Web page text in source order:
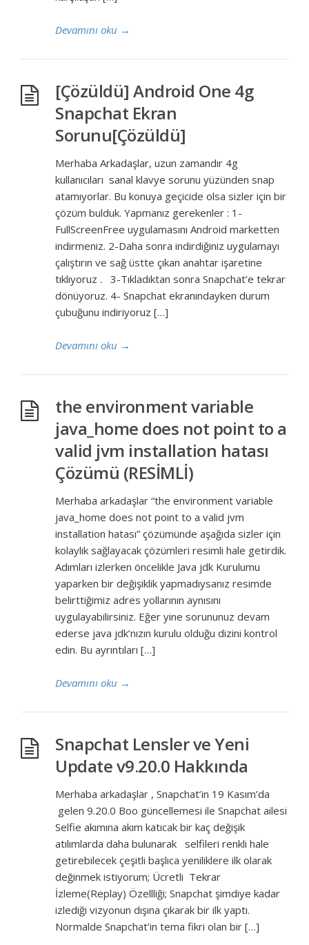
Devamını oku →
[Çözüldü] Android One 4g
Snapchat Ekran
Sorunu[Çözüldü]
Merhaba Arkadaşlar, uzun zamandır 4g
kullanıcıları sanal klavye sorunu yüzünden snap
atamıyorlar. Bu konuya geçicide olsa sizler için bir
çözüm bulduk. Yapmanız gerekenler : 1-
FullScreenFree uygulamasını Android marketten
indirmeniz. 2-Daha sonra indirdiğiniz uygulamayı
çalıştırın ve sağ üstte çıkan anahtar işaretine
tıklıyoruz . 3-Tıkladıktan sonra Snapchat’e tekrar
dönüyoruz. 4- Snapchat ekranındayken durum
çubuğunu indiriyoruz […]
Devamını oku →
the environment variable
java_home does not point to a
valid jvm installation hatası
Çözümü (RESİMLİ)
Merhaba arkadaşlar “the environment variable
java_home does not point to a valid jvm
installation hatası” çözümünde aşağıda sizler için
kolaylık sağlayacak çözümleri resimli hale getirdik.
Adımları izlerken öncelikle Java jdk Kurulumu
yaparken bir değişiklik yapmadıysanız resimde
belirttiğimiz adres yollarının aynısını
uygulayabilirsiniz. Eğer yine sorununuz devam
ederse java jdk’nızın kurulu olduğu dizini kontrol
edin. Bu ayrıntıları […]
Devamını oku →
Snapchat Lensler ve Yeni
Update v9.20.0 Hakkında
Merhaba arkadaşlar , Snapchat’in 19 Kasım’da
gelen 9.20.0 Boo güncellemesi ile Snapchat ailesi
Selfie akımına akım katıcak bir kaç değişik
atılımlarda daha bulunarak selfileri renkli hale
getirebilecek çeşitli başlıca yeniliklere ilk olarak
değinmek istiyorum; Ücretli Tekrar
İzleme(Replay) Özellliği; Snapchat şimdiye kadar
izlediği vizyonun dışına çıkarak bir ilk yaptı.
Normalde Snapchat’in tema fikri olan bir […]